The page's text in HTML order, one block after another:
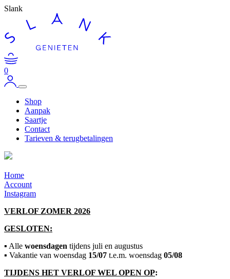
Slank
0
Shop
Aanpak
Saartje
Contact
Tarieven & terugbetalingen
Home
Account
Instagram
VERLOF ZOMER 2026
GESLOTEN:
▪ Alle woensdagen tijdens juli en augustus
▪ Vakantie van woensdag 15/07 t.e.m. woensdag 05/08
TIJDENS HET VERLOF WEL OPEN OP: